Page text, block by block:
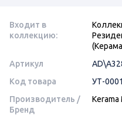
Входит в
коллекцию:
Артикул
Код товара
УТ-
Производитель /
Бренд